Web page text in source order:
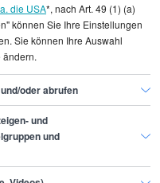
und Verkauf
die USA*, nach Art. 49 (1) (a)
können Sie Ihre Einstellungen
Sie können Ihre Auswahl
ändern.
oder abrufen
und
und